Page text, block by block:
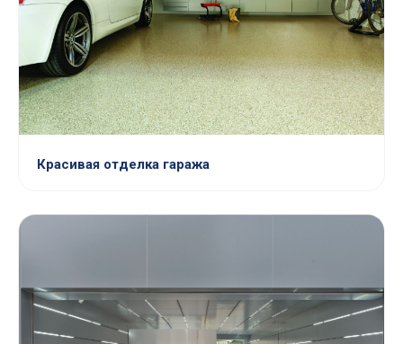
Красивая отделка гаража